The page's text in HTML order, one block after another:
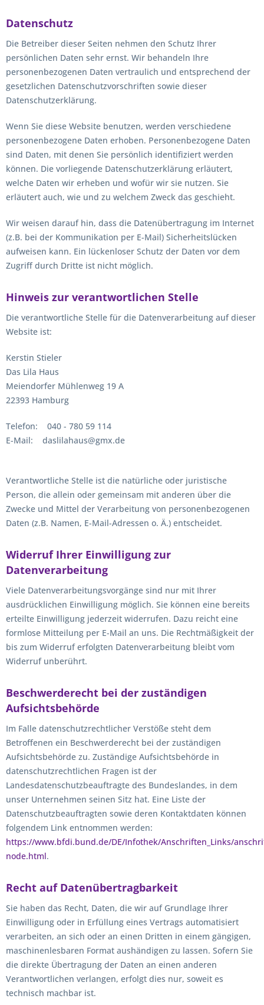
Datenschutz
Die Betreiber dieser Seiten nehmen den Schutz Ihrer
persönlichen Daten sehr ernst. Wir behandeln Ihre
personenbezogenen Daten vertraulich und entsprechend der
gesetzlichen Datenschutzvorschriften sowie dieser
Datenschutzerklärung.
Wenn Sie diese Website benutzen, werden verschiedene
personenbezogene Daten erhoben. Personenbezogene Daten
sind Daten, mit denen Sie persönlich identifiziert werden
können. Die vorliegende Datenschutzerklärung erläutert,
welche Daten wir erheben und wofür wir sie nutzen. Sie
erläutert auch, wie und zu welchem Zweck das geschieht.
Wir weisen darauf hin, dass die Datenübertragung im Internet
(z.B. bei der Kommunikation per E-Mail) Sicherheitslücken
aufweisen kann. Ein lückenloser Schutz der Daten vor dem
Zugriff durch Dritte ist nicht möglich.
Hinweis zur verantwortlichen Stelle
Die verantwortliche Stelle für die Datenverarbeitung auf dieser
Website ist:
Kerstin Stieler
Das Lila Haus
Meiendorfer Mühlenweg 19 A
22393 Hamburg
Telefon: 040 - 780 59 114
E-Mail: daslilahaus@gmx.de
Verantwortliche Stelle ist die natürliche oder juristische
Person, die allein oder gemeinsam mit anderen über die
Zwecke und Mittel der Verarbeitung von personenbezogenen
Daten (z.B. Namen, E-Mail-Adressen o. Ä.) entscheidet.
Widerruf Ihrer Einwilligung zur
Datenverarbeitung
Viele Datenverarbeitungsvorgänge sind nur mit Ihrer
ausdrücklichen Einwilligung möglich. Sie können eine bereits
erteilte Einwilligung jederzeit widerrufen. Dazu reicht eine
formlose Mitteilung per E-Mail an uns. Die Rechtmäßigkeit der
bis zum Widerruf erfolgten Datenverarbeitung bleibt vom
Widerruf unberührt.
Beschwerderecht bei der zuständigen
Aufsichtsbehörde
Im Falle datenschutzrechtlicher Verstöße steht dem
Betroffenen ein Beschwerderecht bei der zuständigen
Aufsichtsbehörde zu. Zuständige Aufsichtsbehörde in
datenschutzrechtlichen Fragen ist der
Landesdatenschutzbeauftragte des Bundeslandes, in dem
unser Unternehmen seinen Sitz hat. Eine Liste der
Datenschutzbeauftragten sowie deren Kontaktdaten können
folgendem Link entnommen werden:
https://www.bfdi.bund.de/DE/Infothek/Anschriften_Links/
node.html.
Recht auf Datenübertragbarkeit
Sie haben das Recht, Daten, die wir auf Grundlage Ihrer
Einwilligung oder in Erfüllung eines Vertrags automatisiert
verarbeiten, an sich oder an einen Dritten in einem gängigen,
maschinenlesbaren Format aushändigen zu lassen. Sofern Sie
die direkte Übertragung der Daten an einen anderen
Verantwortlichen verlangen, erfolgt dies nur, soweit es
technisch machbar ist.